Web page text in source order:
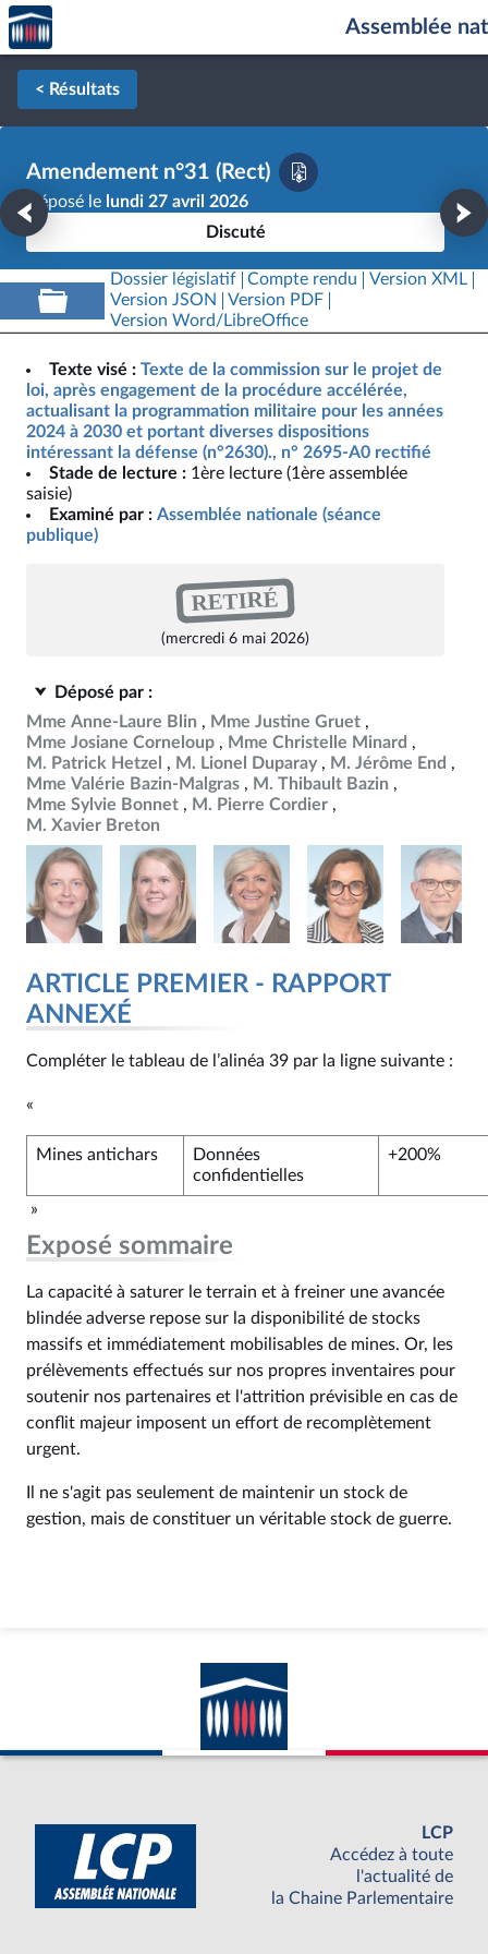
Aller au contenu
Aller en bas de la page
Accèder
à la
page
d'accueil
Assemblée
< Résultats
Amendement n°31 (Rect)
Déposé le lundi 27 avril 2026
Discuté
Dossier législatif Compte rendu
Version XML
Version JSON
Version PDF
Version Word/LibreOffice
Texte visé : Texte de la commission sur le projet de
loi, après engagement de la procédure accélérée,
actualisant la programmation militaire pour les années
2024 à 2030 et portant diverses dispositions
intéressant la défense (n°2630)., n° 2695-A0 rectifié
Stade de lecture : 1ère lecture (1ère assemblée
saisie)
Examiné par : Assemblée nationale (séance
publique)
RETIRÉ
(mercredi 6 mai 2026)
Déposé par :
Mme Anne-Laure Blin
Mme Justine Gruet
Mme Josiane Corneloup
Mme Christelle Minard
M. Patrick Hetzel
M. Lionel Duparay
M. Jérôme End
Mme Valérie Bazin-Malgras
M. Thibault Bazin
Mme Sylvie Bonnet
M. Pierre Cordier
M. Xavier Breton
ARTICLE PREMIER - RAPPORT
ANNEXÉ
Compléter le tableau de l’alinéa 39 par la ligne suivante :
«
Mines antichars
Données
confidentielles
+200%
»
Exposé sommaire
La capacité à saturer le terrain et à freiner une avancée
blindée adverse repose sur la disponibilité de stocks
massifs et immédiatement mobilisables de mines. Or, les
prélèvements effectués sur nos propres inventaires pour
soutenir nos partenaires et l'attrition prévisible en cas de
conflit majeur imposent un effort de recomplètement
urgent.
Il ne s'agit pas seulement de maintenir un stock de
gestion, mais de constituer un véritable stock de guerre.
LCP
Accédez à toute
l'actualité de
la Chaine Parlementaire